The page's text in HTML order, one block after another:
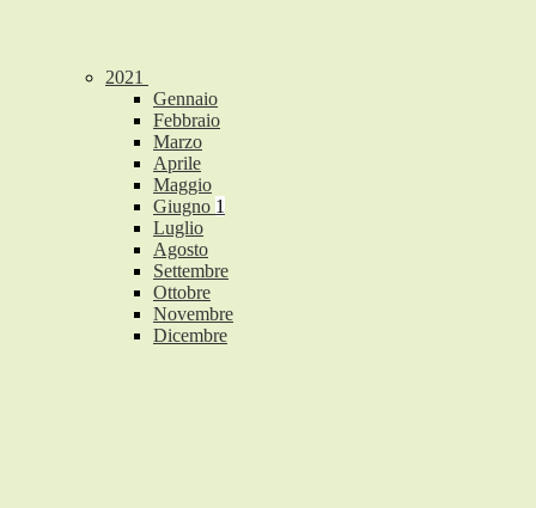
2021
Gennaio
Febbraio
Marzo
Aprile
Maggio
Giugno 1
Luglio
Agosto
Settembre
Ottobre
Novembre
Dicembre